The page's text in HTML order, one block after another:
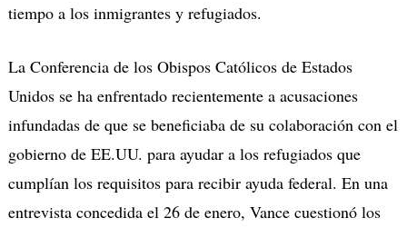
tiempo a los inmigrantes y refugiados.
La Conferencia de los Obispos Católicos de Estados
Unidos se ha enfrentado recientemente a acusaciones
infundadas de que se beneficiaba de su colaboración con el
gobierno de EE.UU. para ayudar a los refugiados que
cumplían los requisitos para recibir ayuda federal. En una
entrevista concedida el 26 de enero, Vance cuestionó los